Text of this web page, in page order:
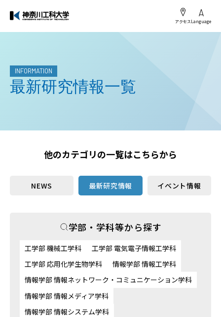
アクセスLanguage
INFORMATION
最新研究情報一覧
他のカテゴリの一覧はこちらから
NEWS 最新研究情報 イベント情報
学部・学科等から探す
工学部 機械工学科
工学部 電気電子情報工学科
工学部 応用化学生物学科
情報学部 情報工学科
情報学部 情報ネットワーク・コミュニケーション学科
情報学部 情報メディア学科
情報学部 情報システム学科